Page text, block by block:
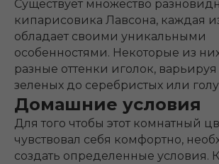
Существует множество
кипарисовика Лавсона, каждая
обладает своими уникальными
особенностями. Некоторые из
разные оттенки иголок, варьируя
зеленых до серебристых или
Домашние условия
Для того чтобы этот комнатный
чувствовал себя комфортно,
создать определенные условия.